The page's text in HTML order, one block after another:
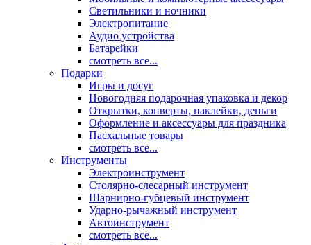
Светильники и ночники
Электропитание
Аудио устройства
Батарейки
смотреть все...
Подарки
Игры и досуг
Новогодняя подарочная упаковка и декор
Открытки, конверты, наклейки, деньги
Оформление и аксессуары для праздника
Пасхальные товары
смотреть все...
Инструменты
Электроинструмент
Столярно-слесарный инструмент
Шарнирно-губцевый инструмент
Ударно-рычажный инструмент
Автоинструмент
смотреть все...